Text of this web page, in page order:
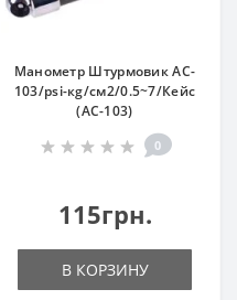
Манометр Штурмовик AC-
103/psi-кg/см2/0.5~7/Кейс
(AC-103)
0
115грн.
В КОРЗИНУ